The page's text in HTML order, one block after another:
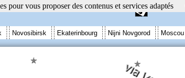
Novosibirsk Ekaterinbourg Nijni Novgorod Moscou
pour vous proposer des contenus et services adaptés